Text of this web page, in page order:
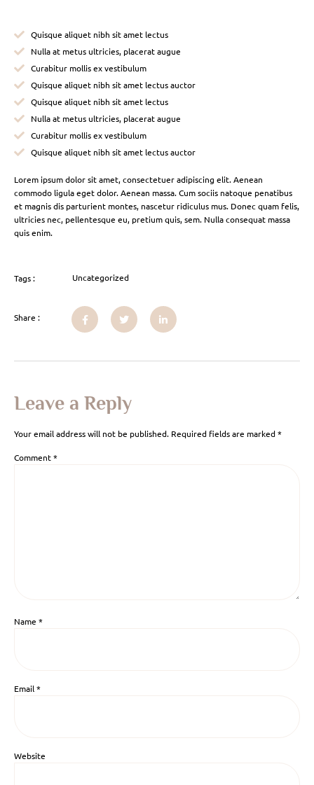
Quisque aliquet nibh sit amet lectus
Nulla at metus ultricies, placerat augue
Curabitur mollis ex vestibulum
Quisque aliquet nibh sit amet lectus auctor
Quisque aliquet nibh sit amet lectus
Nulla at metus ultricies, placerat augue
Curabitur mollis ex vestibulum
Quisque aliquet nibh sit amet lectus auctor
Lorem ipsum dolor sit amet, consectetuer adipiscing elit. Aenean
commodo ligula eget dolor. Aenean massa. Cum sociis natoque penatibus
et magnis dis parturient montes, nascetur ridiculus mus. Donec quam felis,
ultricies nec, pellentesque eu, pretium quis, sem. Nulla consequat massa
quis enim.
Tags : Uncategorized
Share :
Leave a Reply
Your email address will not be published. Required fields are marked*
Comment*
Name *
Email*
Website